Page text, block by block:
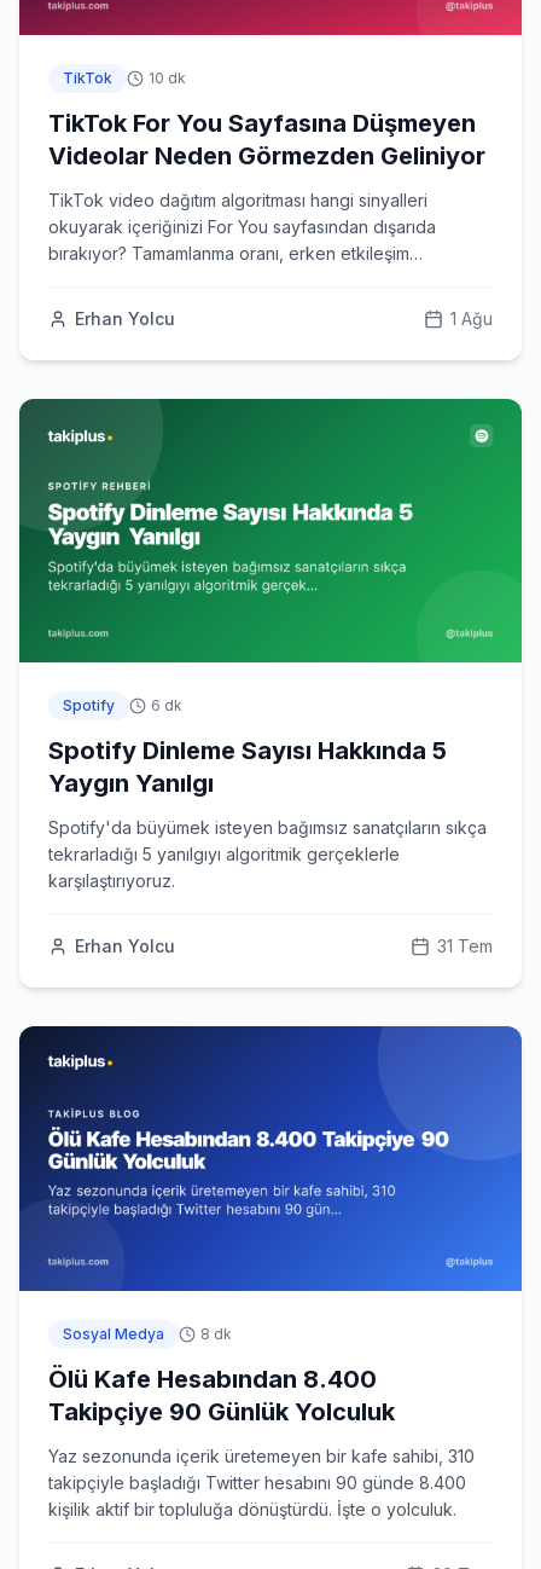
TikTok 10 dk
TikTok For You Sayfasına Düşmeyen
Videolar Neden Görmezden Geliniyor
TikTok video dağıtım algoritması hangi sinyalleri
okuyarak içeriğinizi For You sayfasından dışarıda
bırakıyor? Tamamlanma oranı, erken etkileşim
Erhan Yolcu
1 Ağu
Spotify 6 dk
Spotify Dinleme Sayısı Hakkında 5
Yaygın Yanılgı
Spotify'da büyümek isteyen bağımsız sanatçıların sıkça
tekrarladığı 5 yanılgıyı algoritmik gerçeklerle
karşılaştırıyoruz.
Erhan Yolcu 31 Tem
Sosyal Medya 8 dk
Ölü Kafe Hesabından 8.400
Takipçiye 90 Günlük Yolculuk
Yaz sezonunda içerik üretemeyen bir kafe sahibi, 310
takipçiyle başladığı Twitter hesabını 90 günde 8.400
kişilik aktif bir topluluğa dönüştürdü. İşte o yolculuk.